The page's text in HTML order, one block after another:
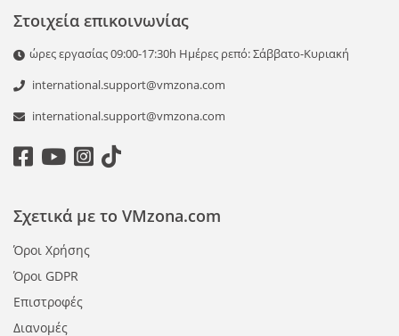
Στοιχεία επικοινωνίας
ώρες εργασίας 09:00-17:30h Ημέρες ρεπό: Σάββατο-Κυριακή
international.support@vmzona.com
international.support@vmzona.com
Σχετικά με το VMzona.com
Όροι Χρήσης
Όροι GDPR
Επιστροφές
Διανομές